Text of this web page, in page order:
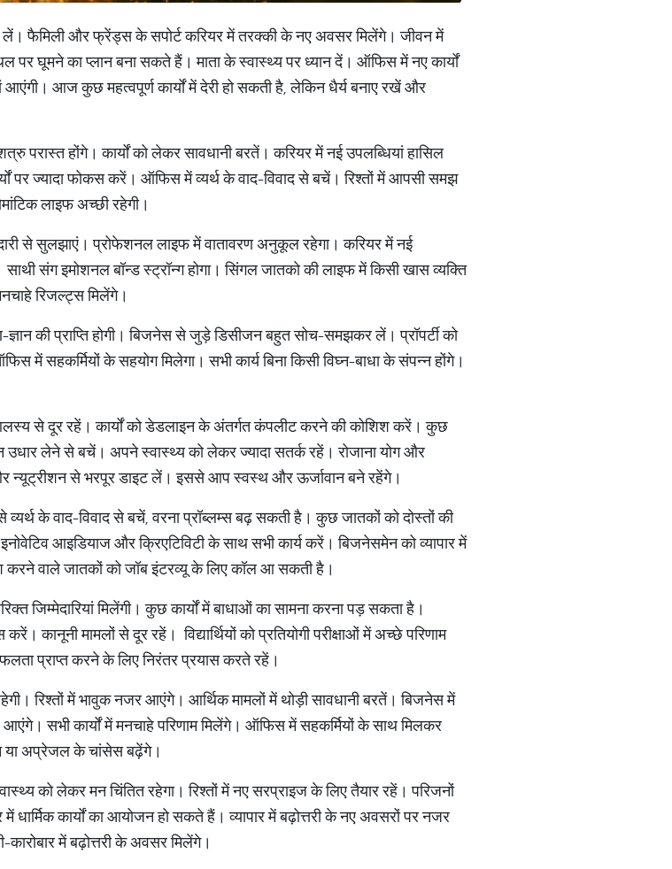
फैमिली और फ्रेंड्स के सपोर्ट करियर में तरक्की के नए अवसर मिलेंगे। जीवन में
पर घूमने का प्लान बना सकते हैं। माता के स्वास्थ्य पर ध्यान दें। ऑफिस में नए कार्यों
आज कुछ महत्वपूर्ण कार्यों में देरी हो सकती है, लेकिन धैर्य बनाए रखें और
परास्त होंगे। कार्यों को लेकर सावधानी बरतें। करियर में नई उपलब्धियां हासिल
ज्यादा फोकस करें। ऑफिस में व्यर्थ के वाद-विवाद से बचें। रिश्तों में आपसी समझ
लाइफ अच्छी रहेगी।
से सुलझाएं। प्रोफेशनल लाइफ में वातावरण अनुकूल रहेगा। करियर में नई
साथी संग इमोशनल बॉन्ड स्ट्रॉन्ग होगा। सिंगल जातको की लाइफ में किसी खास व्यक्ति
रिजल्ट्स मिलेंगे।
की प्राप्ति होगी। बिजनेस से जुड़े डिसीजन बहुत सोच-समझकर लें। प्रॉपर्टी को
सहकर्मियों के सहयोग मिलेगा। सभी कार्य बिना किसी विघ्न-बाधा के संपन्न होंगे।
से दूर रहें। कार्यों को डेडलाइन के अंतर्गत कंपलीट करने की कोशिश करें। कुछ
लेने से बचें। अपने स्वास्थ्य को लेकर ज्यादा सतर्क रहें। रोजाना योग और
न्यूट्रीशन से भरपूर डाइट लें। इससे आप स्वस्थ और ऊर्जावान बने रहेंगे।
से व्यर्थ के वाद-विवाद से बचें, वरना प्रॉब्लम्स बढ़ सकती है। कुछ जातकों को दोस्तों की
आइडियाज और क्रिएटिविटी के साथ सभी कार्य करें। बिजनेसमेन को व्यापार में
करने वाले जातकों को जॉब इंटरव्यू के लिए कॉल आ सकती है।
जिम्मेदारियां मिलेंगी। कुछ कार्यों में बाधाओं का सामना करना पड़ सकता है।
कानूनी मामलों से दूर रहें। विद्यार्थियों को प्रतियोगी परीक्षाओं में अच्छे परिणाम
प्राप्त करने के लिए निरंतर प्रयास करते रहें।
रिश्तों में भावुक नजर आएंगे। आर्थिक मामलों में थोड़ी सावधानी बरतें। बिजनेस में
सभी कार्यों में मनचाहे परिणाम मिलेंगे। ऑफिस में सहकर्मियों के साथ मिलकर
या अप्रेजल के चांसेस बढ़ेंगे।
को लेकर मन चिंतित रहेगा। रिश्तों में नए सरप्राइज के लिए तैयार रहें। परिजनों
कार्यों का आयोजन हो सकते हैं। व्यापार में बढ़ोत्तरी के नए अवसरों पर नजर
में बढ़ोत्तरी के अवसर मिलेंगे।